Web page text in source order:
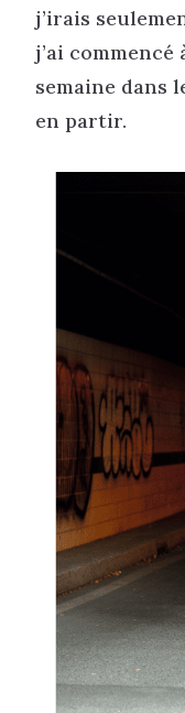
j’irais
j’ai
semaine dans
en partir.